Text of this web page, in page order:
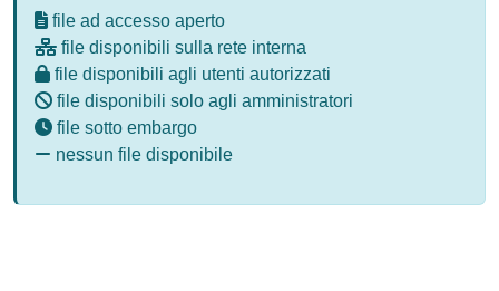
file ad accesso aperto
file disponibili sulla rete interna
file disponibili agli utenti autorizzati
file disponibili solo agli amministratori
file sotto embargo
nessun file disponibile